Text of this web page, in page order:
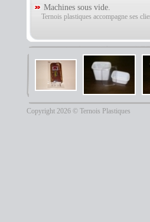
Machines sous vide.
Ternois plastiques accompagne ses
Copyright 2026 © Ternois Plastiques